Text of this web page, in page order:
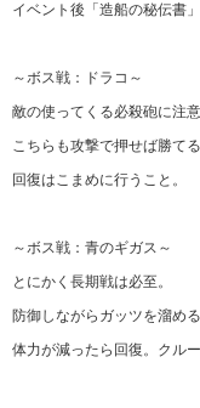
イベント後「造船の秘伝書」
～ボス戦：ドラコ～
敵の使ってくる必殺砲に注
こちらも攻撃で押せば勝てる
回復はこまめに行うこと。
～ボス戦：青のギガス～
とにかく長期戦は必至。
防御しながらガッツを溜め
体力が減ったら回復。クル